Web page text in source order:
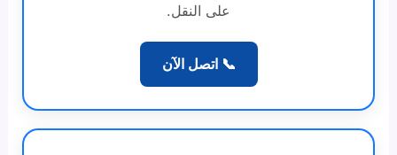
على النقل.
📞 اتصل الآن